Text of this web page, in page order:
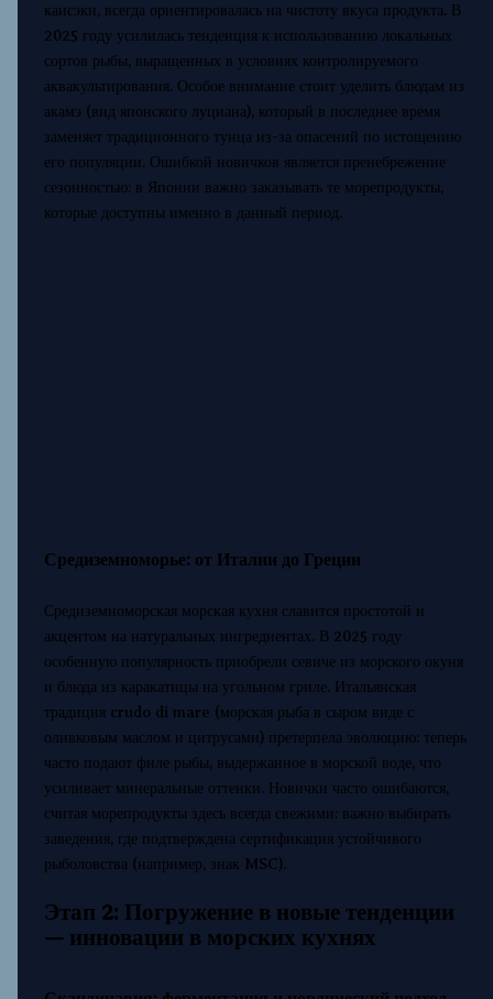
каисэки, всегда ориентировалась на чистоту вкуса продукта. В
2025 году усилилась тенденция к использованию локальных
сортов рыбы, выращенных в условиях контролируемого
аквакультирования. Особое внимание стоит уделить блюдам из
акамэ (вид японского луциана), который в последнее время
заменяет традиционного тунца из-за опасений по истощению
его популяции. Ошибкой новичков является пренебрежение
сезонностью: в Японии важно заказывать те морепродукты,
которые доступны именно в данный период.
Средиземноморье: от Италии до Греции
Средиземноморская морская кухня славится простотой и
акцентом на натуральных ингредиентах. В 2025 году
особенную популярность приобрели севиче из морского окуня
и блюда из каракатицы на угольном гриле. Итальянская
традиция crudo di mare (морская рыба в сыром виде с
оливковым маслом и цитрусами) претерпела эволюцию: теперь
часто подают филе рыбы, выдержанное в морской воде, что
усиливает минеральные оттенки. Новички часто ошибаются,
считая морепродукты здесь всегда свежими: важно выбирать
заведения, где подтверждена сертификация устойчивого
рыболовства (например, знак MSC).
Этап 2: Погружение в новые тенденции
— инновации в морских кухнях